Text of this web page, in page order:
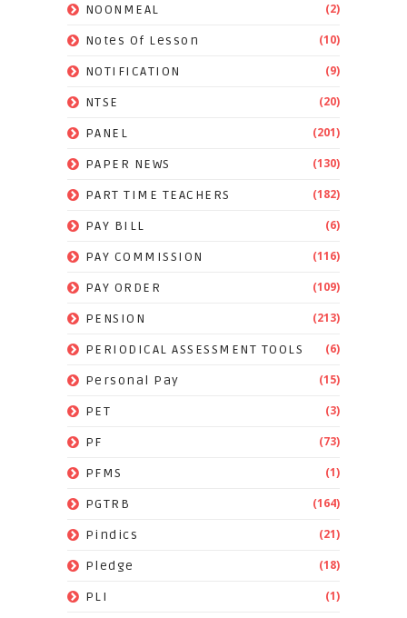
NOONMEAL (2)
Notes Of Lesson (10)
NOTIFICATION (9)
NTSE (20)
PANEL (201)
PAPER NEWS (130)
PART TIME TEACHERS (182)
PAY BILL (6)
PAY COMMISSION (116)
PAY ORDER (109)
PENSION (213)
PERIODICAL ASSESSMENT TOOLS (6)
Personal Pay (15)
PET (3)
PF (73)
PFMS (1)
PGTRB (164)
Pindics (21)
Pledge (18)
PLI (1)